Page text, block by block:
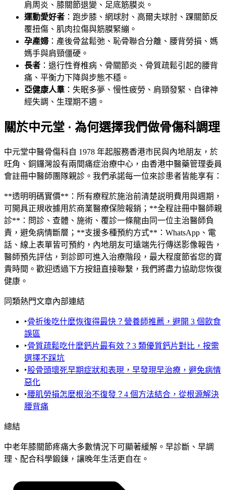
肩周炎、膝關節退變、足底筋膜炎。
運動愛好者 ：跑步膝、網球肘、高爾夫球肘、踝關節反
覆扭傷、肌肉拉傷與筋膜緊繃。
孕產婦 ：產後骨盆鬆弛、恥骨聯合分離、腰背勞損、媽
媽手與肩頸僵硬。
長者 ：退行性脊椎病、骨關節炎、骨質疏鬆引起的腰背
痛、平衡力下降與步態不穩。
亞健康人羣 ：失眠多夢、慢性疲勞、肩頸發緊、自律神
經失調、生理期不適。
關於中元堂 · 為何選擇我們做骨傷科調理
中元堂中醫骨傷科自 1978 年起服務香港市民與內地朋友，於
旺角、銅鑼灣設有兩間痛症治療中心，由香港中醫藥管理委員
會註冊中醫師團隊親診。我們承諾每一位來診患者皆能享有：
**透明明碼實價**：所有療程於施治前清楚説明費用與週期，
可開具正規收據用於商業醫療保險報銷；**全程註冊中醫師親
診**：問診、查體、施術、覆診一條龍由同一位主治醫師負
責，避免病情斷層；**支援多種預約方式**：WhatsApp、電
話、線上表單皆可預約，內地朋友可遠端先行傳送影像報告，
醫師預先評估，到診即可進入治療階段，最大程度節省您的寶
貴時間。歡迎透過下方按鈕直接聯繫，我們將盡力協助您恢復
健康。
同類熱門文章內部連結
‣骨折後吃什麼恢復得最快？營養師推薦，避開 3 個飲食
誤區
‣骨質疏鬆吃什麼鈣片最有效？3 類優質鈣片對比，按需
選擇不踩坑
‣股骨頭壞死早期症狀和表現，早發現早治療，避免病情
惡化
‣腰肌勞損怎麼根治不復發？4 個方法結合，從根源解決
腰背痛
總結
中老年膝關節疼痛大多數情況下可顯著緩解。早診斷、早調
理、配合科學鍛鍊，讓晚年生活更自在。